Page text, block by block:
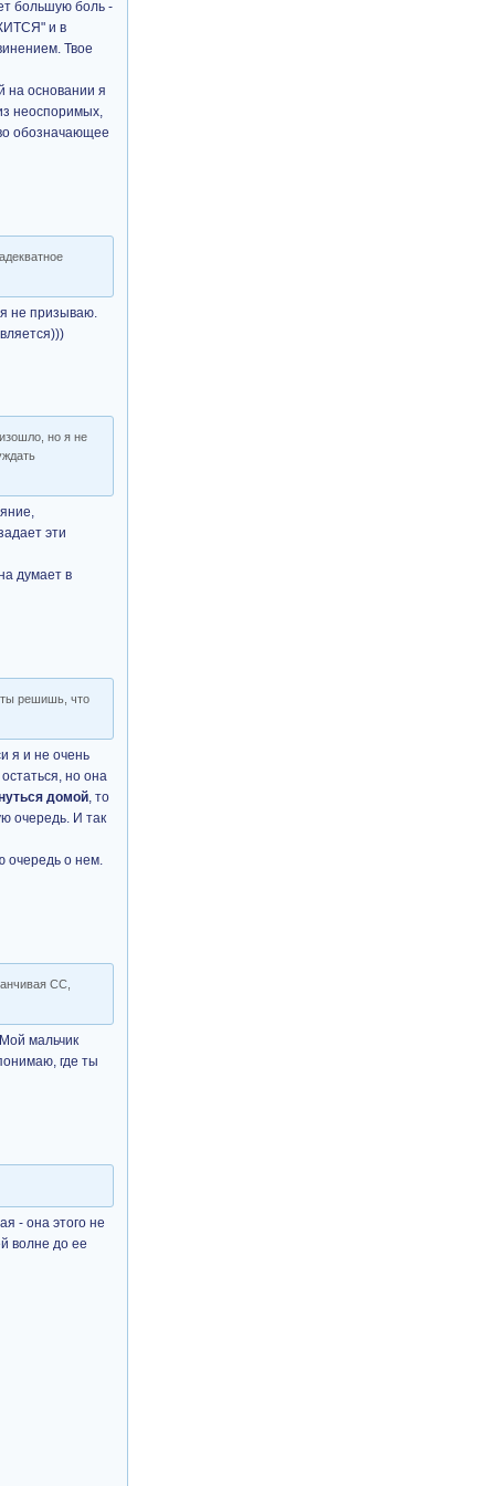
большую боль -
и в
Твое
на основании я
неоспоримых,
обозначающее
не призываю.
но я не
эти
думает в
ты решишь, что
я и не очень
но она
домой, то
очередь. И так
очередь о нем.
СС,
мальчик
где ты
- она этого не
волне до ее